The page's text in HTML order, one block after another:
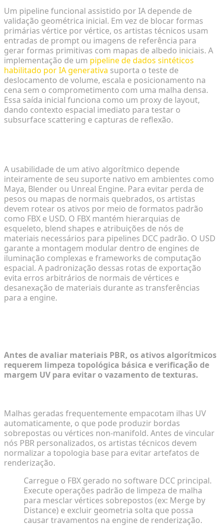
Um pipeline funcional assistido por IA depende de
validação geométrica inicial. Em vez de blocar formas
primárias vértice por vértice, os artistas técnicos usam
entradas de prompt ou imagens de referência para
gerar formas primitivas com mapas de albedo iniciais. A
implementação de um pipeline de dados sintéticos
habilitado por IA generativa suporta o teste de
deslocamento de volume, escala e posicionamento na
cena sem o comprometimento com uma malha densa.
Essa saída inicial funciona como um proxy de layout,
dando contexto espacial imediato para testar o
subsurface scattering e capturas de reflexão.
A usabilidade de um ativo algorítmico depende
inteiramente de seu suporte nativo em ambientes como
Maya, Blender ou Unreal Engine. Para evitar perda de
pesos ou mapas de normais quebrados, os artistas
devem rotear os ativos por meio de formatos padrão
como FBX e USD. O FBX mantém hierarquias de
esqueleto, blend shapes e atribuições de nós de
materiais necessários para pipelines DCC padrão. O USD
garante a montagem modular dentro de engines de
iluminação complexas e frameworks de computação
espacial. A padronização dessas rotas de exportação
evita erros arbitrários de normais de vértices e
desanexação de materiais durante as transferências
para a engine.
Antes de avaliar materiais PBR, os ativos algorítmicos
requerem limpeza topológica básica e verificação de
margem UV para evitar o vazamento de texturas.
Malhas geradas frequentemente empacotam ilhas UV
automaticamente, o que pode produzir bordas
sobrepostas ou vértices non-manifold. Antes de vincular
nós PBR personalizados, os artistas técnicos devem
normalizar a topologia base para evitar artefatos de
renderização.
Carregue o FBX gerado no software DCC principal.
Execute operações padrão de limpeza de malha
para mesclar vértices sobrepostos (ex: Merge by
Distance) e excluir geometria solta que possa
causar travamentos na engine de renderização.